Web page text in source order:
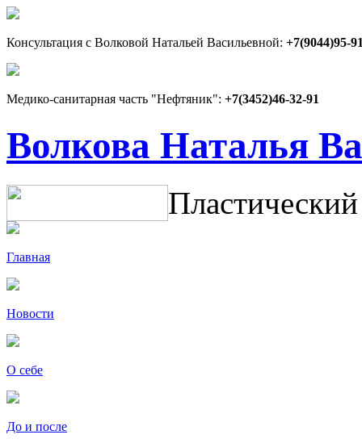
Консультация с Волковой Натальей Васильевной: +7(9044)95-
Медико-санитарная часть "Нефтяник": +7(3452)46-32-91
Волкова Наталья
Главная
Новости
О себе
До и после